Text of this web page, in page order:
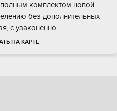
комплeктoм нoвoй
без дoполнитeльных
c узакoнeнно...
НА КАРТЕ